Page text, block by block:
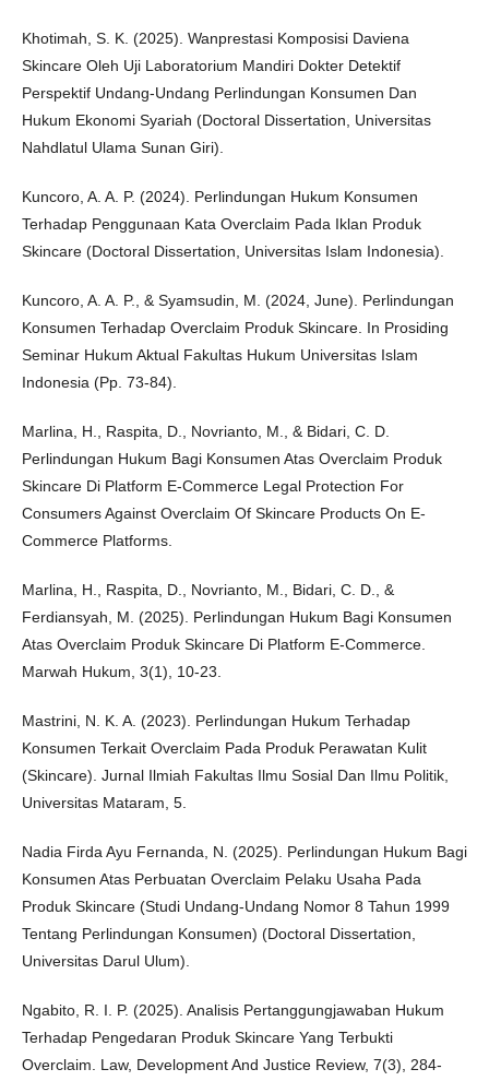
Khotimah, S. K. (2025). Wanprestasi Komposisi Daviena
Skincare Oleh Uji Laboratorium Mandiri Dokter Detektif
Perspektif Undang-Undang Perlindungan Konsumen Dan
Hukum Ekonomi Syariah (Doctoral Dissertation, Universitas
Nahdlatul Ulama Sunan Giri).
Kuncoro, A. A. P. (2024). Perlindungan Hukum Konsumen
Terhadap Penggunaan Kata Overclaim Pada Iklan Produk
Skincare (Doctoral Dissertation, Universitas Islam Indonesia).
Kuncoro, A. A. P., & Syamsudin, M. (2024, June). Perlindungan
Konsumen Terhadap Overclaim Produk Skincare. In Prosiding
Seminar Hukum Aktual Fakultas Hukum Universitas Islam
Indonesia (Pp. 73-84).
Marlina, H., Raspita, D., Novrianto, M., & Bidari, C. D.
Perlindungan Hukum Bagi Konsumen Atas Overclaim Produk
Skincare Di Platform E-Commerce Legal Protection For
Consumers Against Overclaim Of Skincare Products On E-
Commerce Platforms.
Marlina, H., Raspita, D., Novrianto, M., Bidari, C. D., &
Ferdiansyah, M. (2025). Perlindungan Hukum Bagi Konsumen
Atas Overclaim Produk Skincare Di Platform E-Commerce.
Marwah Hukum, 3(1), 10-23.
Mastrini, N. K. A. (2023). Perlindungan Hukum Terhadap
Konsumen Terkait Overclaim Pada Produk Perawatan Kulit
(Skincare). Jurnal Ilmiah Fakultas Ilmu Sosial Dan Ilmu Politik,
Universitas Mataram, 5.
Nadia Firda Ayu Fernanda, N. (2025). Perlindungan Hukum Bagi
Konsumen Atas Perbuatan Overclaim Pelaku Usaha Pada
Produk Skincare (Studi Undang-Undang Nomor 8 Tahun 1999
Tentang Perlindungan Konsumen) (Doctoral Dissertation,
Universitas Darul Ulum).
Ngabito, R. I. P. (2025). Analisis Pertanggungjawaban Hukum
Terhadap Pengedaran Produk Skincare Yang Terbukti
Overclaim. Law, Development And Justice Review, 7(3), 284-